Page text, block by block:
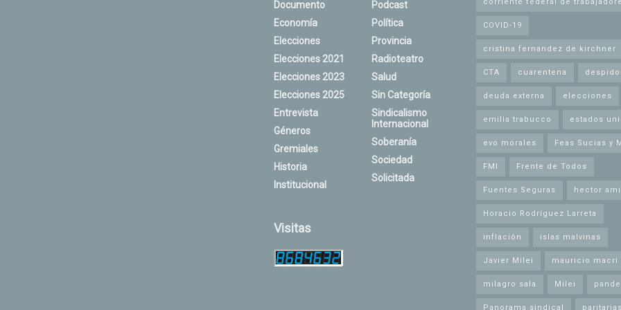
Documento
Economía
Elecciones
Elecciones 2021
Elecciones 2023
Elecciones 2025
Entrevista
Géneros
Gremiales
Historia
Institucional
Podcast
Política
Provincia
Radioteatro
Salud
Sin Categoría
Sindicalismo
Internacional
Soberanía
Sociedad
Solicitada
Visitas
COVID-19
cristina fernandez de kirchner
CTA cuarentena
deuda externa elecciones
emilia trabucco estados
evo morales Feas Sucias y
FMI Frente de Todos
Fuentes Seguras hector
Horacio Rodríguez Larreta
inflación islas malvinas
Javier Milei mauricio macri
milagro sala Milei
Panorama sindical paritarias